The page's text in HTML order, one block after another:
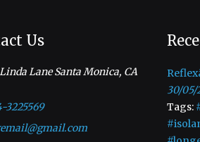
Us
Lane Santa Monica, CA
3225569
30/05/
Tags: